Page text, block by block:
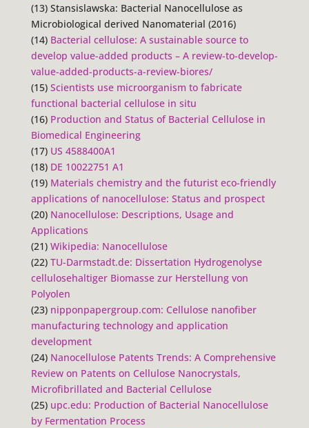
(13) Stansislawska: Bacterial Nanocellulose as
Microbiological derived Nanomaterial (2016)
(14) Bacterial cellulose: A sustainable source to
develop value-added products – A review-to-develop-
value-added-products-a-review-biores/
(15) Scientists use microorganism to fabricate
functional bacterial cellulose in situ
(16) Production and Status of Bacterial Cellulose in
Biomedical Engineering
(17)US 4588400A1
(18) DE 10022751 A1
(19) Materials chemistry and the futurist eco-friendly
applications of nanocellulose: Status and prospect
(20) Nanocellulose: Descriptions, Usage and
Applications
(21) Wikipedia: Nanocellulose
(22) TU-Darmstadt.de: Dissertation Hydrogenolyse
cellulosehaltiger Biomasse zur Herstellung von
Polyolen
(23) nipponpapergroup.com: Cellulose nanofiber
manufacturing technology and application
development
(24) Nanocellulose Patents Trends: A Comprehensive
Review on Patents on Cellulose Nanocrystals,
Microfibrillated and Bacterial Cellulose
(25) upc.edu: Production of Bacterial Nanocellulose
by Fermentation Process